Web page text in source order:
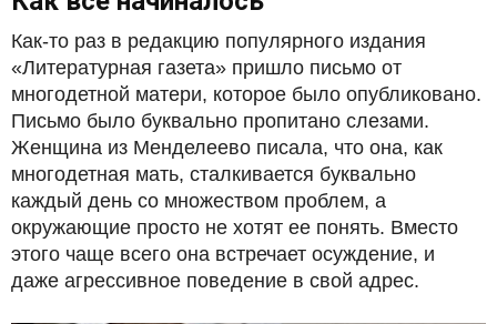
Как-то раз в редакцию популярного издания
«Литературная газета» пришло письмо от
многодетной матери, которое было опубликовано.
Письмо было буквально пропитано слезами.
Женщина из Менделеево писала, что она, как
многодетная мать, сталкивается буквально
каждый день со множеством проблем, а
окружающие просто не хотят ее понять. Вместо
этого чаще всего она встречает осуждение, и
даже агрессивное поведение в свой адрес.